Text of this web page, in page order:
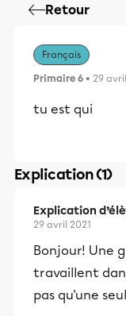
Retour
Français
Primaire 6 • 29
tu est qui
Explication (1)
Explication
29 avril 2021
Bonjour! Une
travaillent
pas qu'une